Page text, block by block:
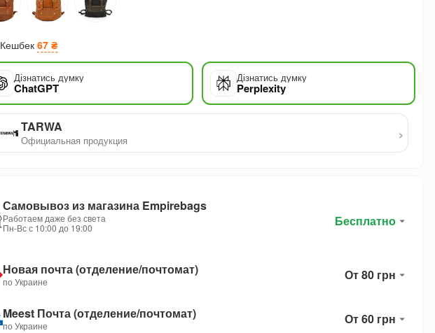
Кешбек 67 ₴
Дізнатись думку
ChatGPT
Дізнатись думку
Perplexity
TARWA
Официальная продукция ›
Самовывоз из магазина Empirebags
Работаем даже без света
Пн-Вс с 10:00 до 19:00
Бесплатно
Новая почта (отделение/почтомат)
по Украине От 80 грн
Meest Почта (отделение/почтомат)
по Украине От 60 грн